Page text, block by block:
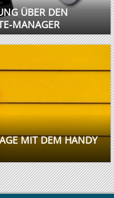
ÜBER DEN
MANAGER
MIT DEM HANDY